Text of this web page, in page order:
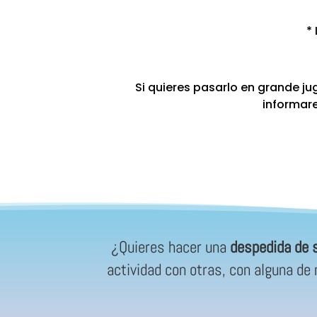
*
Si quieres pasarlo en grande
¿Quieres hacer una despedida de
actividad con otras, con alguna